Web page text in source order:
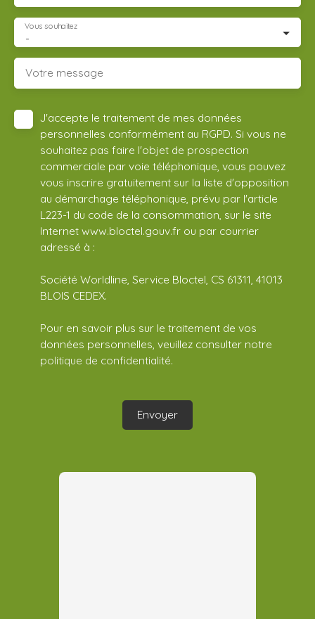
-
Vous souhaitez
Votre message
J'accepte le traitement de mes données
personnelles conformément au RGPD. Si vous ne
souhaitez pas faire l'objet de prospection
commerciale par voie téléphonique, vous pouvez
vous inscrire gratuitement sur la liste d'opposition
au démarchage téléphonique, prévu par l'article
L223-1 du code de la consommation, sur le site
Internet www.bloctel.gouv.fr ou par courrier
adressé à :
Société Worldline, Service Bloctel, CS 61311, 41013
BLOIS CEDEX.
Pour en savoir plus sur le traitement de vos
données personnelles, veuillez consulter notre
politique de confidentialité.
Envoyer